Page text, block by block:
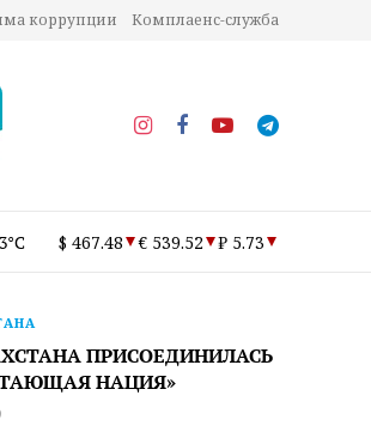
коррупции Комплаенс-служба
$ 467.48 € 539.52 ₽ 5.73
ПРИСОЕДИНИЛАСЬ
НАЦИЯ»